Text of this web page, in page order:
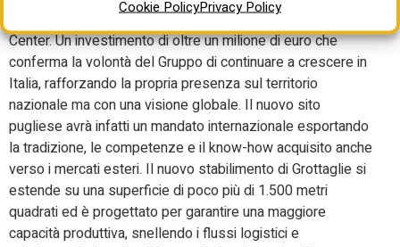
Cookie PolicyPrivacy Policy
Grottaglie per l’apertura del suo nuovo Electronic Repair
Center. Un investimento di oltre un milione di euro che
conferma la volontà del Gruppo di continuare a crescere in
Italia, rafforzando la propria presenza sul territorio
nazionale ma con una visione globale. Il nuovo sito
pugliese avrà infatti un mandato internazionale esportando
la tradizione, le competenze e il know-how acquisito anche
verso i mercati esteri. Il nuovo stabilimento di Grottaglie si
estende su una superficie di poco più di 1.500 metri
quadrati ed è progettato per garantire una maggiore
capacità produttiva, snellendo i flussi logistici e